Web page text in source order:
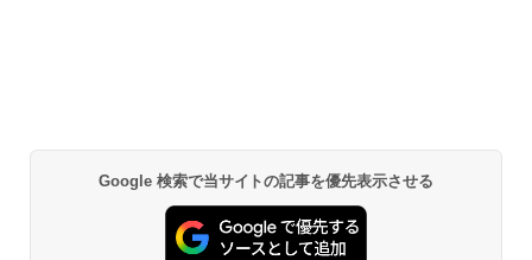
Google 検索で当サイトの記事を優先表示させる